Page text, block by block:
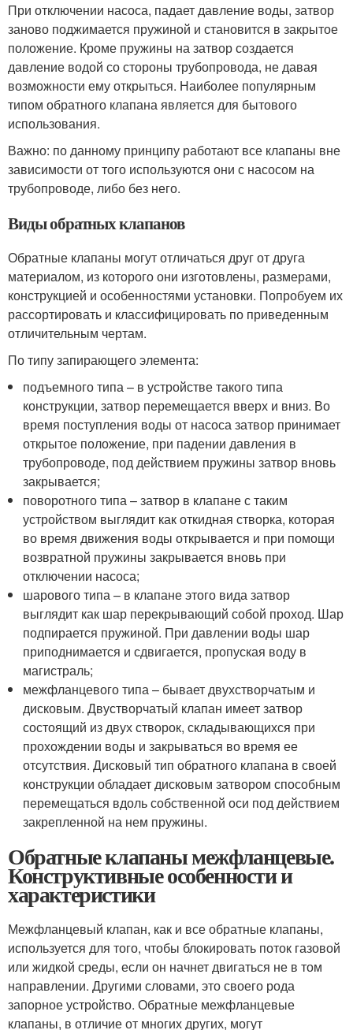
При отключении насоса, падает давление воды, затвор
заново поджимается пружиной и становится в закрытое
положение. Кроме пружины на затвор создается
давление водой со стороны трубопровода, не давая
возможности ему открыться. Наиболее популярным
типом обратного клапана является для бытового
использования.
Важно: по данному принципу работают все клапаны вне
зависимости от того используются они с насосом на
трубопроводе, либо без него.
Виды обратных клапанов
Обратные клапаны могут отличаться друг от друга
материалом, из которого они изготовлены, размерами,
конструкцией и особенностями установки. Попробуем их
рассортировать и классифицировать по приведенным
отличительным чертам.
По типу запирающего элемента:
подъемного типа – в устройстве такого типа
конструкции, затвор перемещается вверх и вниз. Во
время поступления воды от насоса затвор принимает
открытое положение, при падении давления в
трубопроводе, под действием пружины затвор вновь
закрывается;
поворотного типа – затвор в клапане с таким
устройством выглядит как откидная створка, которая
во время движения воды открывается и при помощи
возвратной пружины закрывается вновь при
отключении насоса;
шарового типа – в клапане этого вида затвор
выглядит как шар перекрывающий собой проход. Шар
подпирается пружиной. При давлении воды шар
приподнимается и сдвигается, пропуская воду в
магистраль;
межфланцевого типа – бывает двухстворчатым и
дисковым. Двустворчатый клапан имеет затвор
состоящий из двух створок, складывающихся при
прохождении воды и закрываться во время ее
отсутствия. Дисковый тип обратного клапана в своей
конструкции обладает дисковым затвором способным
перемещаться вдоль собственной оси под действием
закрепленной на нем пружины.
Обратные клапаны межфланцевые.
Конструктивные особенности и
характеристики
Межфланцевый клапан, как и все обратные клапаны,
используется для того, чтобы блокировать поток газовой
или жидкой среды, если он начнет двигаться не в том
направлении. Другими словами, это своего рода
запорное устройство. Обратные межфланцевые
клапаны, в отличие от многих других, могут